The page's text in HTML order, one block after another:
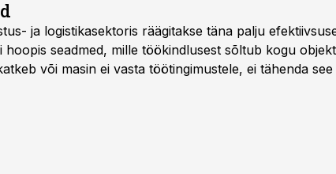
ja logistikasektoris räägitakse täna palju
hoopis seadmed, mille töökindlusest sõltub kogu
või masin ei vasta töötingimustele, ei tähenda